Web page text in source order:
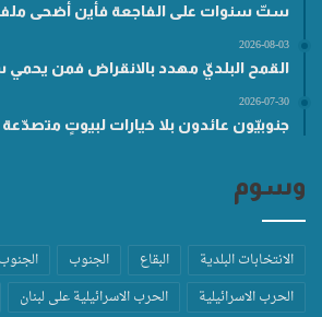
ستّ سنوات على الفاجعة فأين أضحى ملف
2026-08-03
القمح البلديّ مهدد بالانقراض فمن يحمي
2026-07-30
جنوبيّون عائدون بلا خيارات لبيوتٍ
وسوم
الانتخابات البلدية البقاع الجنوب الجنوب
الحرب الاسرائيلية
الحرب الاسرائيلية على لبنان